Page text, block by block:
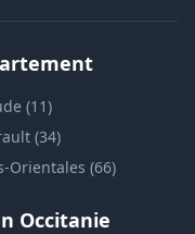
(11)
(34)
Orientales (66)
Occitanie